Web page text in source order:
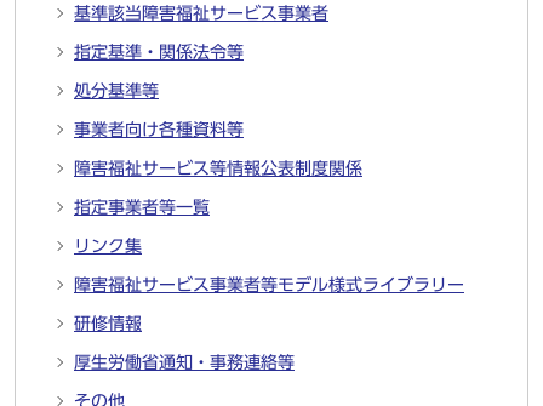
基準該当障害福祉サービス事業者
指定基準・関係法令等
処分基準等
事業者向け各種資料等
障害福祉サービス等情報公表制度関係
指定事業者等一覧
リンク集
障害福祉サービス事業者等モデル様式ライブラリー
研修情報
厚生労働省通知・事務連絡等
その他